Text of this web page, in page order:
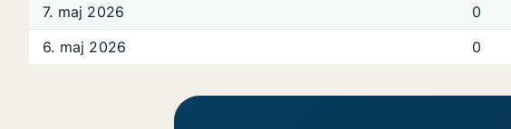
7. maj 2026
0
6. maj 2026
0